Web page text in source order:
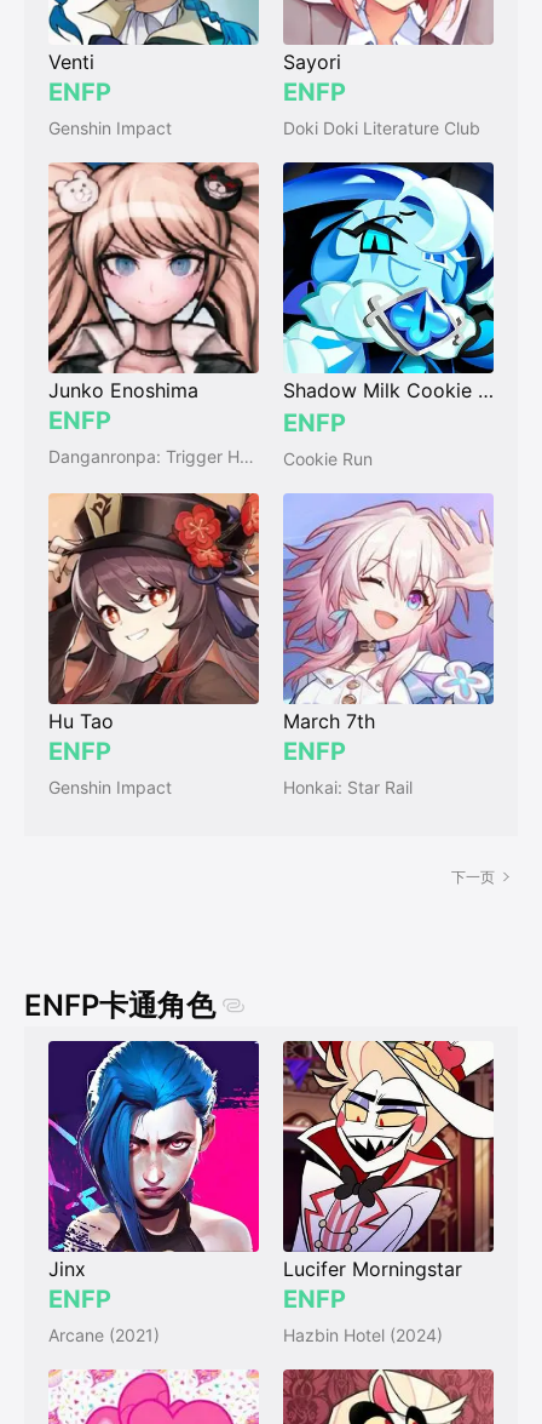
Venti
ENFP
Genshin Impact
Sayori
ENFP
Doki Doki Literature Club
Junko Enoshima
ENFP
Danganronpa: Trigger Happy Havoc
Shadow Milk Cookie (쉐도우밀크 쿠키)
ENFP
Cookie Run
Hu Tao
ENFP
Genshin Impact
March 7th
ENFP
Honkai: Star Rail
下一页
ENFP卡通角色
Jinx
ENFP
Arcane (2021)
Lucifer Morningstar
ENFP
Hazbin Hotel (2024)